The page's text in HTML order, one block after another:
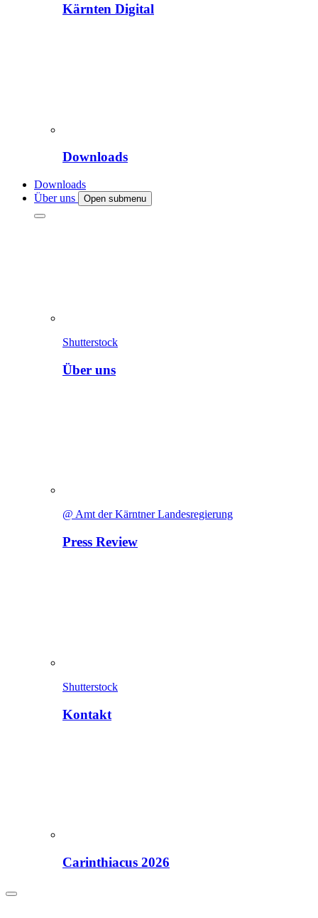
Kärnten Digital
Downloads
Downloads
Über uns
Open submenu
Shutterstock
Über uns
@ Amt der Kärntner Landesregierung
Press Review
Shutterstock
Kontakt
Carinthiacus 2026